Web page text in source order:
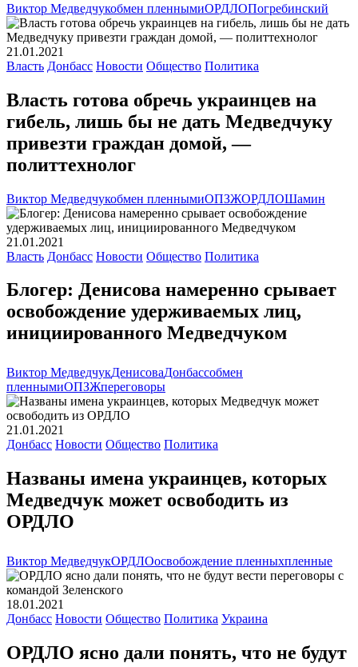
Виктор Медведчукобмен пленнымиОРДЛОПогребинский
21.01.2021
Власть Донбасс Новости Общество Политика
Власть готова обречь украинцев на
гибель, лишь бы не дать Медведчуку
привезти граждан домой, —
политтехнолог
Виктор Медведчукобмен пленнымиОПЗЖОРДЛОШамин
21.01.2021
Власть Донбасс Новости Общество Политика
Блогер: Денисова намеренно срывает
освобождение удерживаемых лиц,
инициированного Медведчуком
Виктор МедведчукДенисоваДонбассобмен
пленнымиОПЗЖпереговоры
21.01.2021
Донбасс Новости Общество Политика
Названы имена украинцев, которых
Медведчук может освободить из
ОРДЛО
Виктор МедведчукОРДЛОосвобождение пленныхпленные
18.01.2021
Донбасс Новости Общество Политика Украина
ОРДЛО ясно дали понять, что не будут